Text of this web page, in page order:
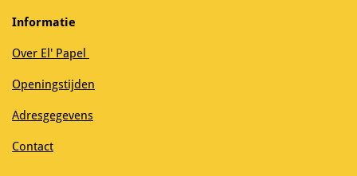
Informatie
Over El' Papel
Openingstijden
Adresgegevens
Contact